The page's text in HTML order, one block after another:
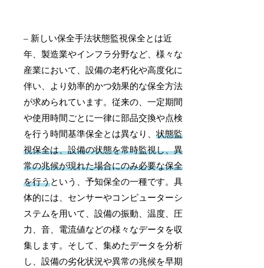
– 新しい保全手法状態監視保全とは近
年、製造業やインフラ分野など、様々な
産業において、設備の老朽化や高度化に
伴い、より効率的かつ効果的な保全方法
が求められています。従来の、一定期間
や使用時間ごとに一律に部品交換や点検
を行う時間基準保全とは異なり、状態監
視保全は、設備の状態を常時監視し、異
常の兆候が現れた場合にのみ必要な保全
を行うという、予知保全の一種です。具
体的には、センサーやコンピューターシ
ステムを用いて、設備の振動、温度、圧
力、音、電流値などの様々なデータを収
集します。そして、集めたデータを分析
し、設備の劣化状況や異常の兆候を早期